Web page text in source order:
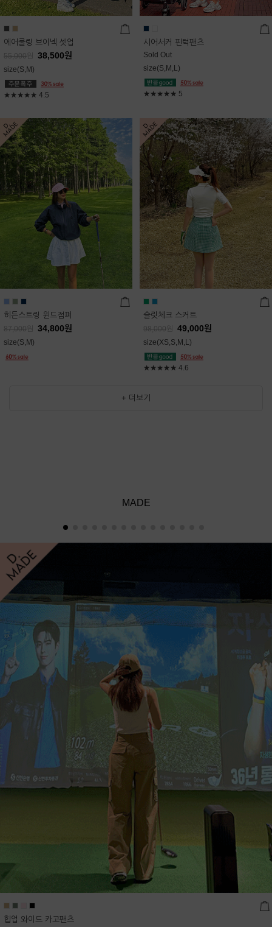
에어쿨링 브이넥 셋업
55,000 38,500원
size(S,M)
★★★★★ 4.5
시어서커 핀턱팬츠
Sold Out
size(S,M,L)
★★★★★ 5
히든스트링 윈드점퍼
87,000 34,800원
size(S,M)
슬릿체크 스커트
98,000 49,000원
size(XS,S,M,L)
★★★★★ 4.6
+ 더보기
MADE
힙업 와이드 카고팬츠